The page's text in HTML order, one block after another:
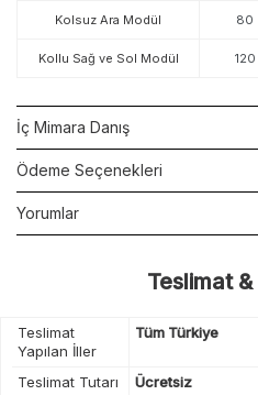
Kolsuz Ara Modül 80
Kollu Sağ ve Sol Modül 120
İç Mimara Danış
Ödeme Seçenekleri
Yorumlar
Teslimat
Teslimat
Yapılan İller
Tüm Türkiye
Teslimat Tutarı
Ücretsiz